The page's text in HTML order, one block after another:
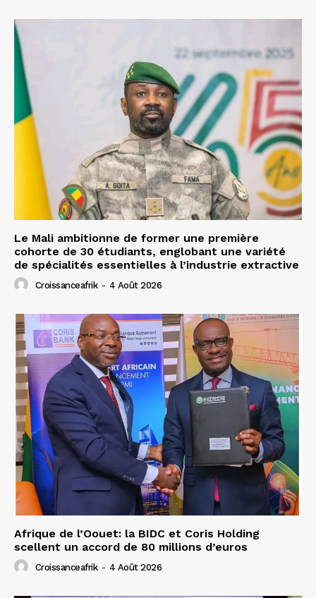
Le Mali ambitionne de former une première
cohorte de 30 étudiants, englobant une variété
de spécialités essentielles à l’industrie extractive
Croissanceafrik - 4 Août 2026
Afrique de l’Oouet: la BIDC et Coris Holding
scellent un accord de 80 millions d’euros
Croissanceafrik - 4 Août 2026